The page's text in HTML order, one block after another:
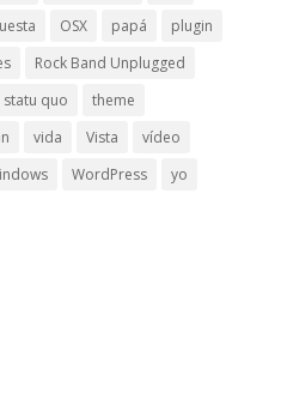
OSX papá
plugin
Rock Band Unplugged
statu quo
theme
vida Vista
vídeo
WordPress
yo